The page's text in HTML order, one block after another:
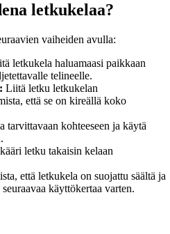
letkukelaa?
vaiheiden avulla:
letkukela haluamaasi paikkaan
telineelle.
Liitä letku letkukelan
että se on kireällä koko
tarvittavaan kohteeseen ja käytä
letku takaisin kelaan
että letkukela on suojattu säältä ja
käyttökertaa varten.